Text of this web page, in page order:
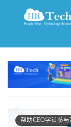
帮助CEO学员参